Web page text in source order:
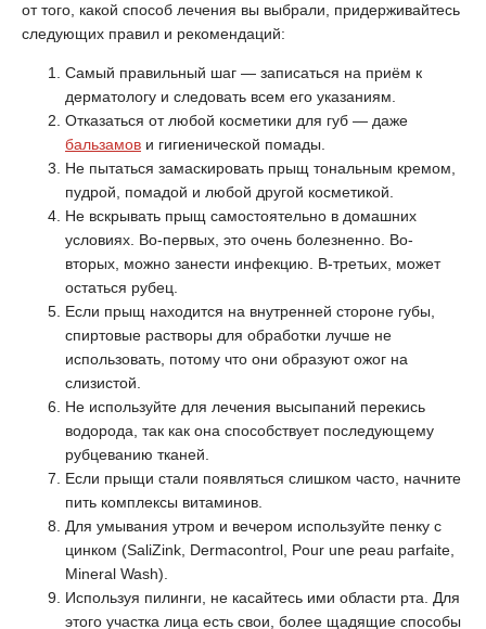
от того, какой способ лечения вы выбрали, придерживайтесь
следующих правил и рекомендаций:
Самый правильный шаг — записаться на приём к
дерматологу и следовать всем его указаниям.
Отказаться от любой косметики для губ — даже
бальзамов и гигиенической помады.
Не пытаться замаскировать прыщ тональным кремом,
пудрой, помадой и любой другой косметикой.
Не вскрывать прыщ самостоятельно в домашних
условиях. Во-первых, это очень болезненно. Во-
вторых, можно занести инфекцию. В-третьих, может
остаться рубец.
Если прыщ находится на внутренней стороне губы,
спиртовые растворы для обработки лучше не
использовать, потому что они образуют ожог на
слизистой.
Не используйте для лечения высыпаний перекись
водорода, так как она способствует последующему
рубцеванию тканей.
Если прыщи стали появляться слишком часто, начните
пить комплексы витаминов.
Для умывания утром и вечером используйте пенку с
цинком (SaliZink, Dermacontrol, Pour une peau parfaite,
Mineral Wash).
Используя пилинги, не касайтесь ими области рта. Для
этого участка лица есть свои, более щадящие способы